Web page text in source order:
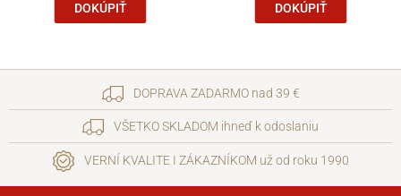
DOKÚPIŤ DOKÚPIŤ
DOPRAVA ZADARMO nad 39 €
VŠETKO SKLADOM ihneď k odoslaniu
VERNÍ KVALITE I ZÁKAZNÍKOM už od roku 1990